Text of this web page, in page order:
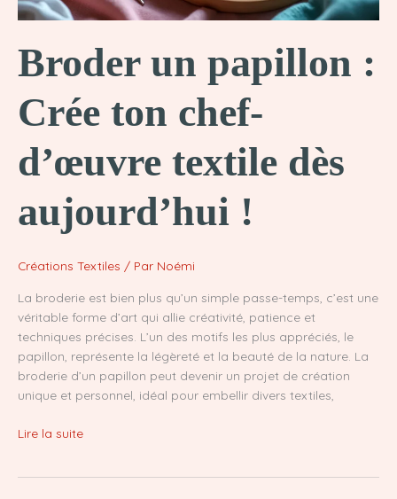
Broder un papillon :
Crée ton chef-
d’œuvre textile dès
aujourd’hui !
Créations Textiles / Par Noémi
La broderie est bien plus qu’un simple passe-temps, c’est une
véritable forme d’art qui allie créativité, patience et
techniques précises. L’un des motifs les plus appréciés, le
papillon, représente la légèreté et la beauté de la nature. La
broderie d’un papillon peut devenir un projet de création
unique et personnel, idéal pour embellir divers textiles,
Broder
Lire la suite